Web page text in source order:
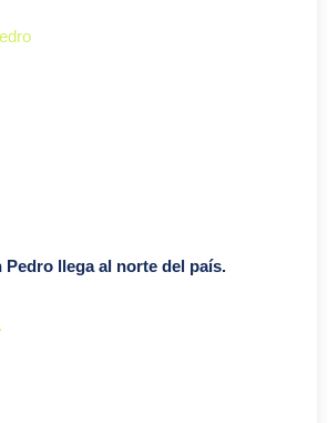
Pedro llega al norte del país.